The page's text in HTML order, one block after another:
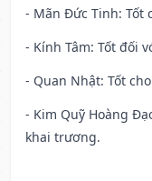
- Mãn Đức Tinh: Tốt
- Kính Tâm: Tốt đối
- Quan Nhật: Tốt
- Kim Quỹ Hoàng
khai trương.